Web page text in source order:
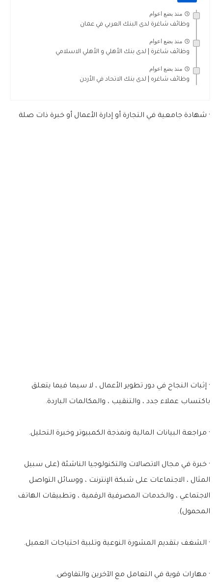
منذ بضع اعوام
وظائف شاغرة لدى البنك العربي في عمان
منذ بضع اعوام
وظائف شاغرة | لدى بنك الأهلي و الأهلي الاسلامي
منذ بضع اعوام
وظائف شاغره | لدى بنك الاتحاد في الأردن
· شهادة جامعية في التجارة أو إدارة الأعمال أو خبرة ذات صلة
· إثبات النجاح في دور تطوير الأعمال ، لا سيما فيما يتعلق
باكتساب عملاء جدد ، والتنقيب ، والمكالمات الباردة.
· مراجعة البيانات المالية ونمذجة الكمبيوتر وخبرة التحليل.
· خبرة في مجال الاتصالات والتكنولوجيا الناشئة (على سبيل
المثال ، الاجتماعات على شبكة الإنترنت ، ووسائل التواصل
الاجتماعي ، والخدمات المصرفية الرقمية ، وتطبيقات الهاتف
المحمول).
· الشغف بتقديم المشورة النوعية وتلبية احتياجات العميل.
· مهارات قوية في التعامل مع الآخرين والتفاوض.